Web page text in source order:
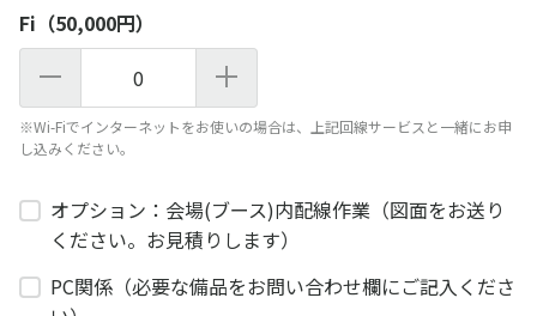
Fi（50,000円）
0
※Wi-Fiでインターネットをお使いの場合は、上記回線サービスと一緒にお申
し込みください。
オプション：会場(ブース)内配線作業（図面をお送り
ください。お見積りします）
PC関係（必要な備品をお問い合わせ欄にご記入くださ